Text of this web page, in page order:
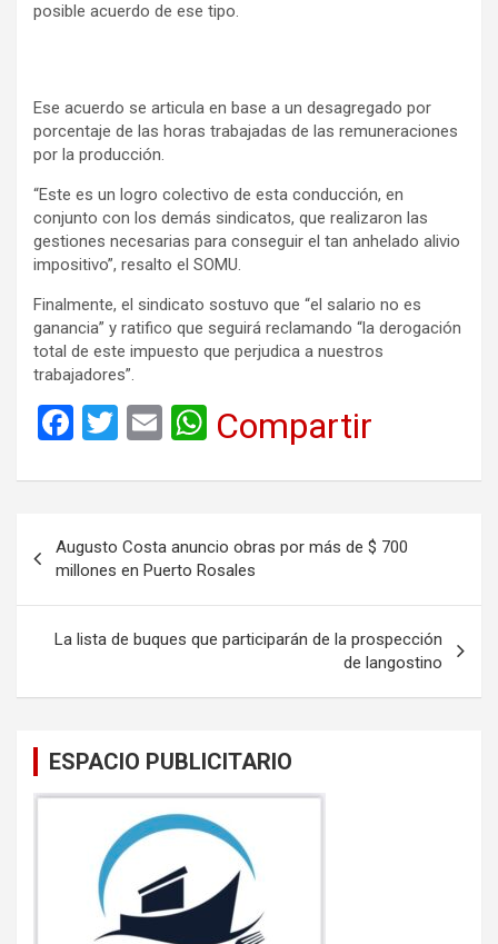
posible acuerdo de ese tipo.
Ese acuerdo se articula en base a un desagregado por
porcentaje de las horas trabajadas de las remuneraciones
por la producción.
“Este es un logro colectivo de esta conducción, en
conjunto con los demás sindicatos, que realizaron las
gestiones necesarias para conseguir el tan anhelado alivio
impositivo”, resalto el SOMU.
Finalmente, el sindicato sostuvo que “el salario no es
ganancia” y ratifico que seguirá reclamando “la derogación
total de este impuesto que perjudica a nuestros
trabajadores”.
F
ce
o
o
k
T
tt
er
E
ail
W
at
s
A
p
p
Compartir
de
entradas
Augusto Costa anuncio obras por más de $ 700
millones en Puerto Rosales
La lista de buques que participarán de la prospección
de langostino
ESPACIO PUBLICITARIO